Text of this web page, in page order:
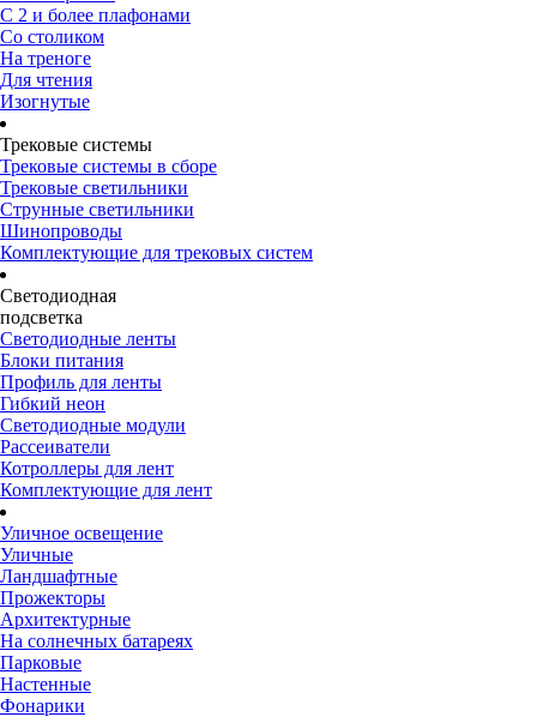
С 2 и более плафонами
Со столиком
На треноге
Для чтения
Изогнутые
Трековые системы
Трековые системы в сборе
Трековые светильники
Струнные светильники
Шинопроводы
Комплектующие для трековых систем
Светодиодная
подсветка
Светодиодные ленты
Блоки питания
Профиль для ленты
Гибкий неон
Светодиодные модули
Рассеиватели
Котроллеры для лент
Комплектующие для лент
Уличное освещение
Уличные
Ландшафтные
Прожекторы
Архитектурные
На солнечных батареях
Парковые
Настенные
Фонарики